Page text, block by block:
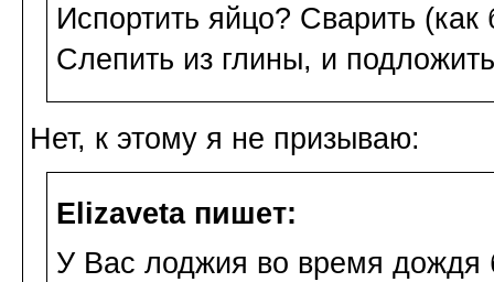
Испортить яйцо? Сварить
Слепить из глины, и
Нет, к этому я не призываю:
Elizaveta пишет:
У Вас лоджия во время дождя